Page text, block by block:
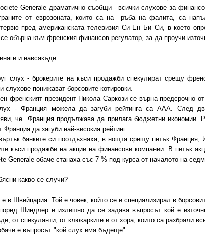
Generale драматично съобщи - всички слухове за
от еврозоната, които са на ръба на фалита, са
пред американската телевизия Си Ен Би Си, в което
обърна към френския финансов регулатор, за да проучи
и навсякъде
слух - брокерите на къси продажби спекулират срещу
слухове понижават борсовите котировки.
президент Никола Саркози се върна предсрочно от
- Франция можела да загуби рейтинга са ААА. След
че Франция продължава да прилага бюджетни икономии.
Франция да загуби най-високия рейтинг.
банките си поотдъхнаха, в нощта срещу петък
къси продажби на акции на финансови компании. В петък
Generale обаче станаха със 7 % под курса от началото на
какво се случи?
Швейцария. Той е човек, който се е специализирал в
Шиндлер е излишно да се задава въпросът кой е
от спекуланти, от клюкарките и от хора, които са разбрали
е въпросът "кой слух има бъдеще".